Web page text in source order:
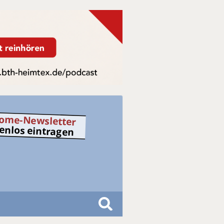
Newsletter
eintragen
S